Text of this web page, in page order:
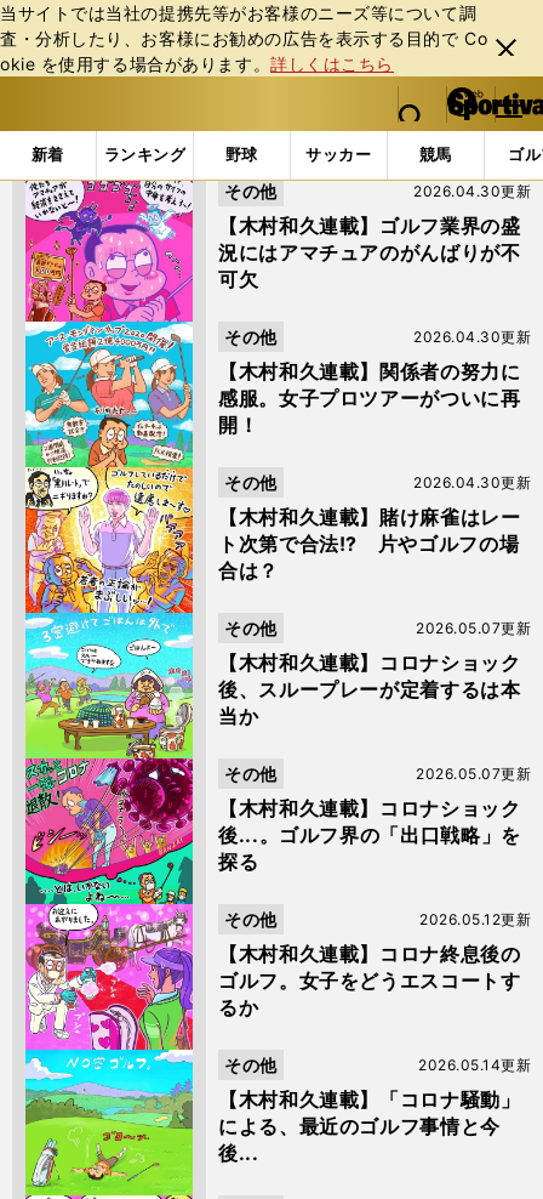
当サイトでは当社の提携先等がお客様のニーズ等について調
査・分析したり、お客様にお勧めの広告を表⽰する⽬的で Co
okie を使⽤する場合があります。詳しくはこちら
閉じ
る
web Sportiva (webスポルティーバ)
検索
マイペ
ー
ジ
メニュ
新着 ランキング 野球 サッカー 競馬 ゴ
b
ス
ポ
ル
テ
ィ
ー
バ
「木村和久」の検索結果 (5ページ目)
【木村和久連載】ゴルフ業界の盛
況にはアマチュアのがんばりが不
可欠
2026.04.30更新
その他
【木村和久連載】関係者の努力に
感服。女子プロツアーがついに再
開！
2026.04.30更新
その他
【木村和久連載】賭け麻雀はレー
ト次第で合法!? 片やゴルフの場
合は？
2026.04.30更新
その他
【木村和久連載】コロナショック
後、スループレーが定着するは本
当か
2026.05.07更新
その他
【木村和久連載】コロナショック
後...。ゴルフ界の「出口戦略」を
探る
2026.05.07更新
その他
【木村和久連載】コロナ終息後の
ゴルフ。女子をどうエスコートす
るか
2026.05.12更新
その他
【木村和久連載】「コロナ騒動」
による、最近のゴルフ事情と今
後...
2026.05.14更新
その他